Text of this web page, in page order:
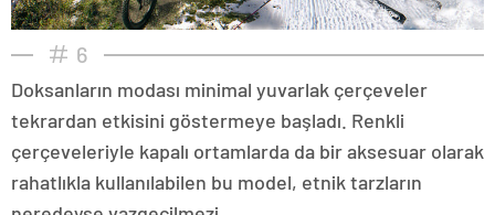
6
Doksanların modası minimal yuvarlak çerçeveler
tekrardan etkisini göstermeye başladı. Renkli
çerçeveleriyle kapalı ortamlarda da bir aksesuar olarak
rahatlıkla kullanılabilen bu model, etnik tarzların